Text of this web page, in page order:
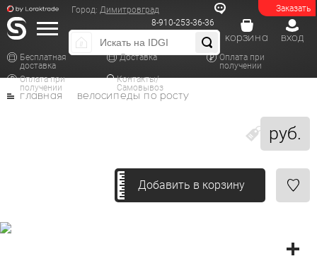
Заказать
Город: Димитровград
8-910-253-36-36
Бесплатная
доставка
Доставка
Оплата при
получении
Оплата при
получении
Контакты/
Самовывоз
вход
корзина
руб.
главная велосипеды по росту
Добавить в корзину